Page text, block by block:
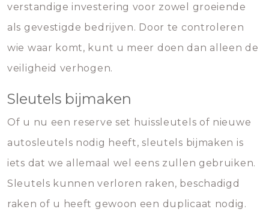
verstandige investering voor zowel groeiende
als gevestigde bedrijven. Door te controleren
wie waar komt, kunt u meer doen dan alleen de
veiligheid verhogen.
Sleutels bijmaken
Of u nu een reserve set huissleutels of nieuwe
autosleutels nodig heeft, sleutels bijmaken is
iets dat we allemaal wel eens zullen gebruiken.
Sleutels kunnen verloren raken, beschadigd
raken of u heeft gewoon een duplicaat nodig.